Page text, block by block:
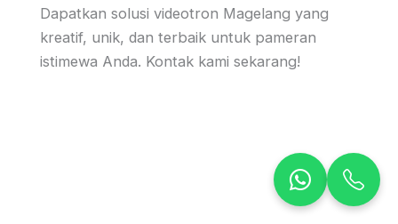
Dapatkan solusi videotron Magelang yang
kreatif, unik, dan terbaik untuk pameran
istimewa Anda. Kontak kami sekarang!